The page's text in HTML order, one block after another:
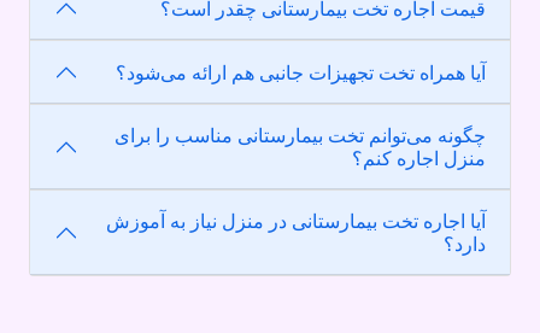
قیمت اجاره تخت بیمارستانی چقدر است؟
آیا همراه تخت تجهیزات جانبی هم ارائه می‌شود؟
چگونه می‌توانم تخت بیمارستانی مناسب را برای
منزل اجاره کنم؟
آیا اجاره تخت بیمارستانی در منزل نیاز به آموزش
دارد؟